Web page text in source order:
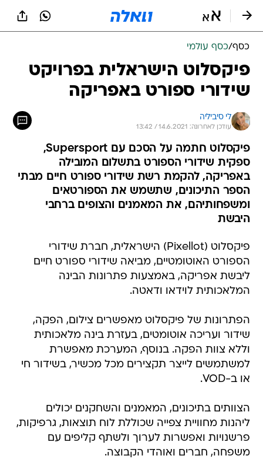
כסף/כסף עולמי
פיקסלוט הישראלית בפרויקט
שידורי ספורט באפריקה
לי סיביליה
עודכן לאחרונה: 14.6.2021 / 13:42
פיקסלוט חתמה על הסכם עם Supersport,
ספקית שידורי הספורט בתשלום המובילה
באפריקה, להקמת רשת שידורי ספורט חיים מבתי
הספר התיכונים, שתשמש את הספורטאים
ומשפחותיהם, את המאמנים והצופים ברחבי
היבשת
פיקסלוט (Pixellot) הישראלית, חברת שידורי
הספורט האוטומטיים, מביאה שידורי ספורט חיים
ליבשת אפריקה, באמצעות פתרונות הבינה
המלאכותית לוידאו ודאטה.
הפתרונות של פיקסלוט מאפשרים צילום, הפקה,
שידור ועריכה אוטומטים, בעזרת בינה מלאכותית
וללא צוות הפקה. בנוסף, המערכת מאפשרת
למשתמשים לייצר תקצירים מכל מכשיר, בשידור חי
או ב-VOD.
הצוותים בתיכונים, המאמנים והשחקנים יכולים
ליהנות מחוויית צפייה שכוללת לוח תוצאות, גרפיקות,
פרשנויות ואפשרות לערוך ולשתף קליפים עם
משפחה, חברים ואוהדי הקבוצה.